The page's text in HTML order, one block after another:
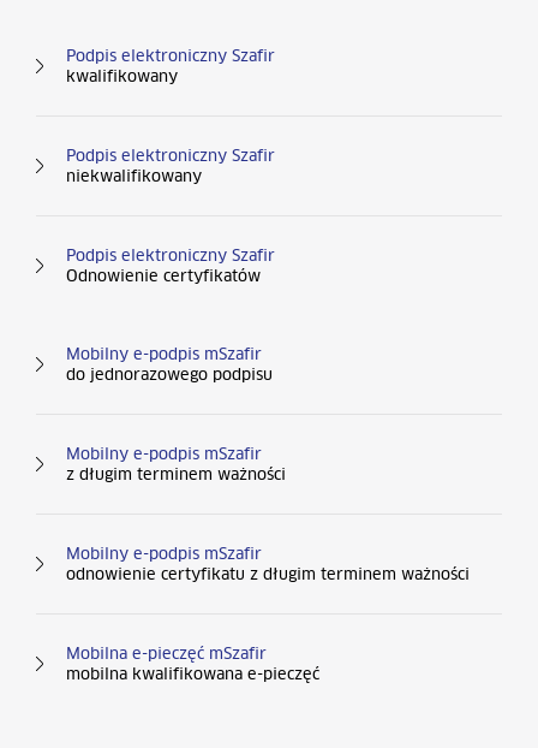
Podpis elektroniczny Szafir
kwalifikowany
Podpis elektroniczny Szafir
niekwalifikowany
Podpis elektroniczny Szafir
Odnowienie certyfikatów
Mobilny e-podpis mSzafir
do jednorazowego podpisu
Mobilny e-podpis mSzafir
z długim terminem ważności
Mobilny e-podpis mSzafir
odnowienie certyfikatu z długim terminem ważności
Mobilna e-pieczęć mSzafir
mobilna kwalifikowana e-pieczęć